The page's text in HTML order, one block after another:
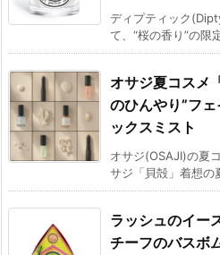
ディプティック
て、“桜の香り”の限
オサジ夏コスメ
のひんやり”フ
ックスミスト
オサジ(OSAJI)の夏
サジ「貝殻」着想の
ラッシュのイー
チーフのバスボ